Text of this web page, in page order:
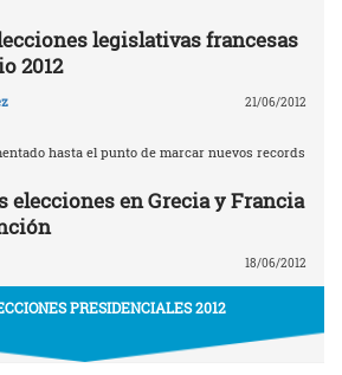
legislativas francesas
2012
21/06/2012
hasta el punto de marcar nuevos records
elecciones en Grecia y Francia
18/06/2012
PRESIDENCIALES 2012